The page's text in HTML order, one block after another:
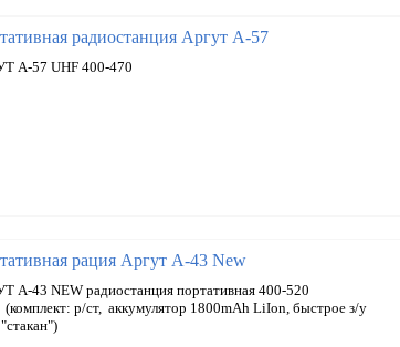
радиостанция Аргут А-57
А-57 UHF 400-470
рация Аргут А-43 New
А-43 NEW радиостанция портативная 400-520
р/ст, аккумулятор 1800mAh LiIon, быстрое з/у